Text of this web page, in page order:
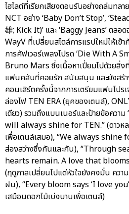
ไฮไลต์ที่เรียกเสียงตอบรับอย่างถล่มทล
NCT อย่าง ‘Baby Don’t Stop’,
雄; Kick It)’ และ ‘Baggy Jeans’ ตลอ
WayV ที่เปลี่ยนสไตล์การแรปใหม่ให้เข้
การคัฟเวอร์เพลงโปรด ‘Die With A
Bruno Mars ซึ่งเนื้อหาเปี่ยมไปด้วยสิ่
แฟนคลับที่คอยรัก สนับสนุน และยังสร้า
คอนเสิร์ตครั้งนี้จากการเตรียมแฟนโปร
ล่องไฟ TEN ERA (ยุคของเตนล์),
เดียว) รวมถึงแบนเนอร์และป้ายข้อคว
will always shine for TEN.” (ดาวหล
เพื่อเตนล์เสมอ), “We always shine
ส่องสว่างซึ่งกันและกัน), “Through
hearts remain. A love that
(ฤดูกาลเปลี่ยนไปแต่หัวใจยังคงมั่น ควา
ฝน), “Every bloom says ‘I love
เสมือนดอกไม้เบ่งบานเพื่อเตนล์)